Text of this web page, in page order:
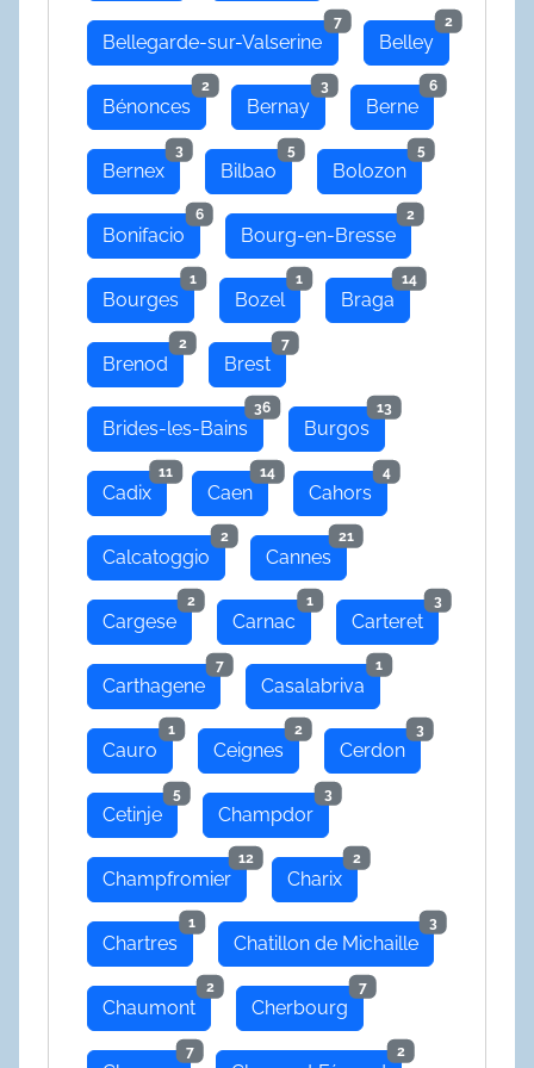
Bellegarde-sur-Valserine
7
Belley
2
Bénonces
2
Bernay
3
Berne
6
Bernex
3
Bilbao
5
Bolozon
5
Bonifacio
6
Bourg-en-Bresse
2
Bourges
1
Bozel
1
Braga
14
Brenod
2
Brest
7
Brides-les-Bains
36
Burgos
13
Cadix
11
Caen
14
Cahors
4
Calcatoggio
2
Cannes
21
Cargese
2
Carnac
1
Carteret
3
Carthagene
7
Casalabriva
1
Cauro
1
Ceignes
2
Cerdon
3
Cetinje
5
Champdor
3
Champfromier
12
Charix
2
Chartres
1
Chatillon de Michaille
3
Chaumont
2
Cherbourg
7
7 2